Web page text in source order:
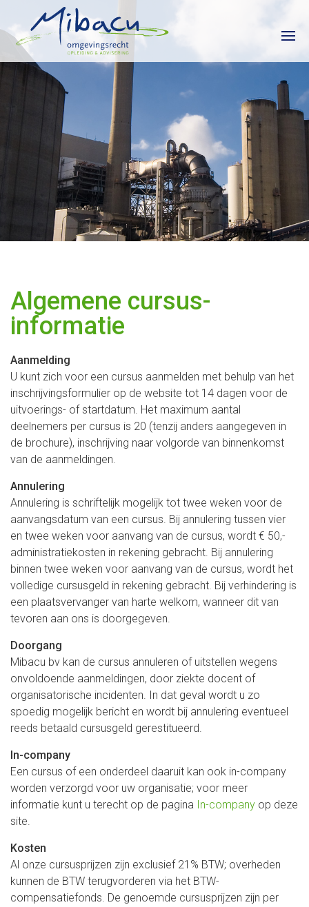
HOME
CURSUSKALENDER
INCOMPANY
CONTACT
Algemene cursus-
informatie
Aanmelding
U kunt zich voor een cursus aanmelden met behulp van het
inschrijvingsformulier op de website tot 14 dagen voor de
uitvoerings- of startdatum. Het maximum aantal
deelnemers per cursus is 20 (tenzij anders aangegeven in
de brochure), inschrijving naar volgorde van binnenkomst
van de aanmeldingen.
Annulering
Annulering is schriftelijk mogelijk tot twee weken voor de
aanvangsdatum van een cursus. Bij annulering tussen vier
en twee weken voor aanvang van de cursus, wordt € 50,-
administratiekosten in rekening gebracht. Bij annulering
binnen twee weken voor aanvang van de cursus, wordt het
volledige cursusgeld in rekening gebracht. Bij verhindering is
een plaatsvervanger van harte welkom, wanneer dit van
tevoren aan ons is doorgegeven.
Doorgang
Mibacu bv kan de cursus annuleren of uitstellen wegens
onvoldoende aanmeldingen, door ziekte docent of
organisatorische incidenten. In dat geval wordt u zo
spoedig mogelijk bericht en wordt bij annulering eventueel
reeds betaald cursusgeld gerestitueerd.
In-company
Een cursus of een onderdeel daaruit kan ook in-company
worden verzorgd voor uw organisatie; voor meer
informatie kunt u terecht op de pagina In-company op deze
site.
Kosten
Al onze cursusprijzen zijn exclusief 21% BTW; overheden
kunnen de BTW terugvorderen via het BTW-
compensatiefonds. De genoemde cursusprijzen zijn per